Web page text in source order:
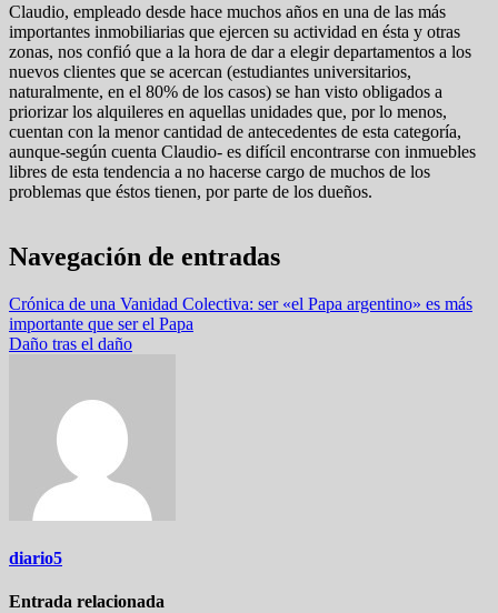
Claudio, empleado desde hace muchos años en una de las más
importantes inmobiliarias que ejercen su actividad en ésta y otras
zonas, nos confió que a la hora de dar a elegir departamentos a los
nuevos clientes que se acercan (estudiantes universitarios,
naturalmente, en el 80% de los casos) se han visto obligados a
priorizar los alquileres en aquellas unidades que, por lo menos,
cuentan con la menor cantidad de antecedentes de esta categoría,
aunque-según cuenta Claudio- es difícil encontrarse con inmuebles
libres de esta tendencia a no hacerse cargo de muchos de los
problemas que éstos tienen, por parte de los dueños.
Navegación de entradas
Crónica de una Vanidad Colectiva: ser «el Papa argentino» es más
importante que ser el Papa
Daño tras el daño
diario5
Entrada relacionada